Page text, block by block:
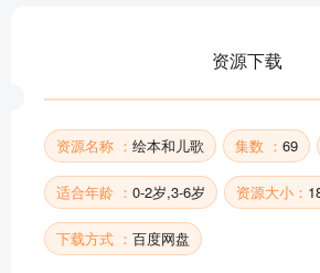
【绘本】林妮娅最沮丧的想法
部分目录展示 ▶ 下载后解锁 69 首
资源下载
资源名称 ： 绘本和儿歌 集数 ： 69
适合年龄 ： 0-2岁,3-6岁 资源大小：
下载方式 ： 百度网盘